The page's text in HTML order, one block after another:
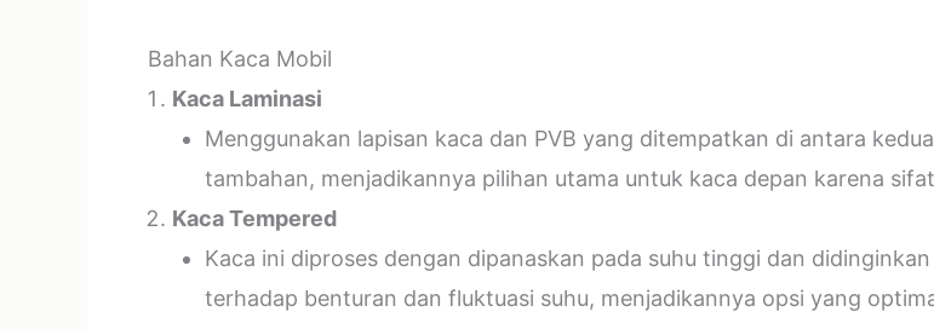
Bahan Kaca Mobil
Kaca Laminasi
Menggunakan lapisan kaca dan PVB yang ditempatkan di antara
tambahan, menjadikannya pilihan utama untuk kaca depan karena
Kaca Tempered
Kaca ini diproses dengan dipanaskan pada suhu tinggi dan
terhadap benturan dan fluktuasi suhu, menjadikannya opsi yang